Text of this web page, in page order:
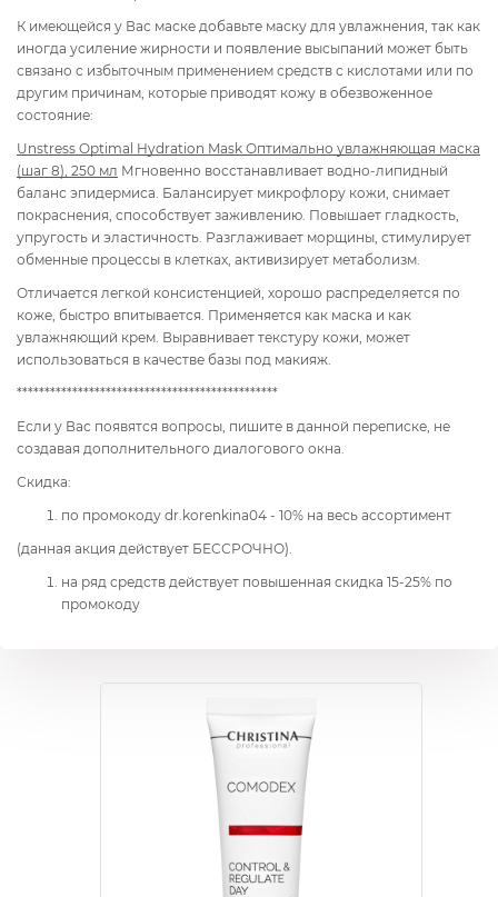
К имеющейся у Вас маске добавьте маску для увлажнения, так как
иногда усиление жирности и появление высыпаний может быть
связано с избыточным применением средств с кислотами или по
другим причинам, которые приводят кожу в обезвоженное
состояние:
Unstress Optimal Hydration Mask Оптимально увлажняющая маска
(шаг 8), 250 мл Мгновенно восстанавливает водно-липидный
баланс эпидермиса. Балансирует микрофлору кожи, снимает
покраснения, способствует заживлению. Повышает гладкость,
упругость и эластичность. Разглаживает морщины, стимулирует
обменные процессы в клетках, активизирует метаболизм.
Отличается легкой консистенцией, хорошо распределяется по
коже, быстро впитывается. Применяется как маска и как
увлажняющий крем. Выравнивает текстуру кожи, может
использоваться в качестве базы под макияж.
***********************************************
Если у Вас появятся вопросы, пишите в данной переписке, не
создавая дополнительного диалогового окна.
Скидка:
по промокоду dr.korenkina04 - 10% на весь ассортимент
(данная акция действует БЕССРОЧНО).
на ряд средств действует повышенная скидка 15-25% по
промокоду